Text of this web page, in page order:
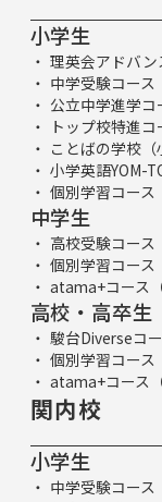
小学生
理英会アドバン
中学受験コース
公立中学進学コ
トップ校特進コ
ことばの学校（
小学英語YOM-
個別学習コース
中学生
高校受験コース
個別学習コース
atama+コース
高校・高卒生
駿台Diverseコ
個別学習コース
atama+コース
関内校
小学生
中学受験コース